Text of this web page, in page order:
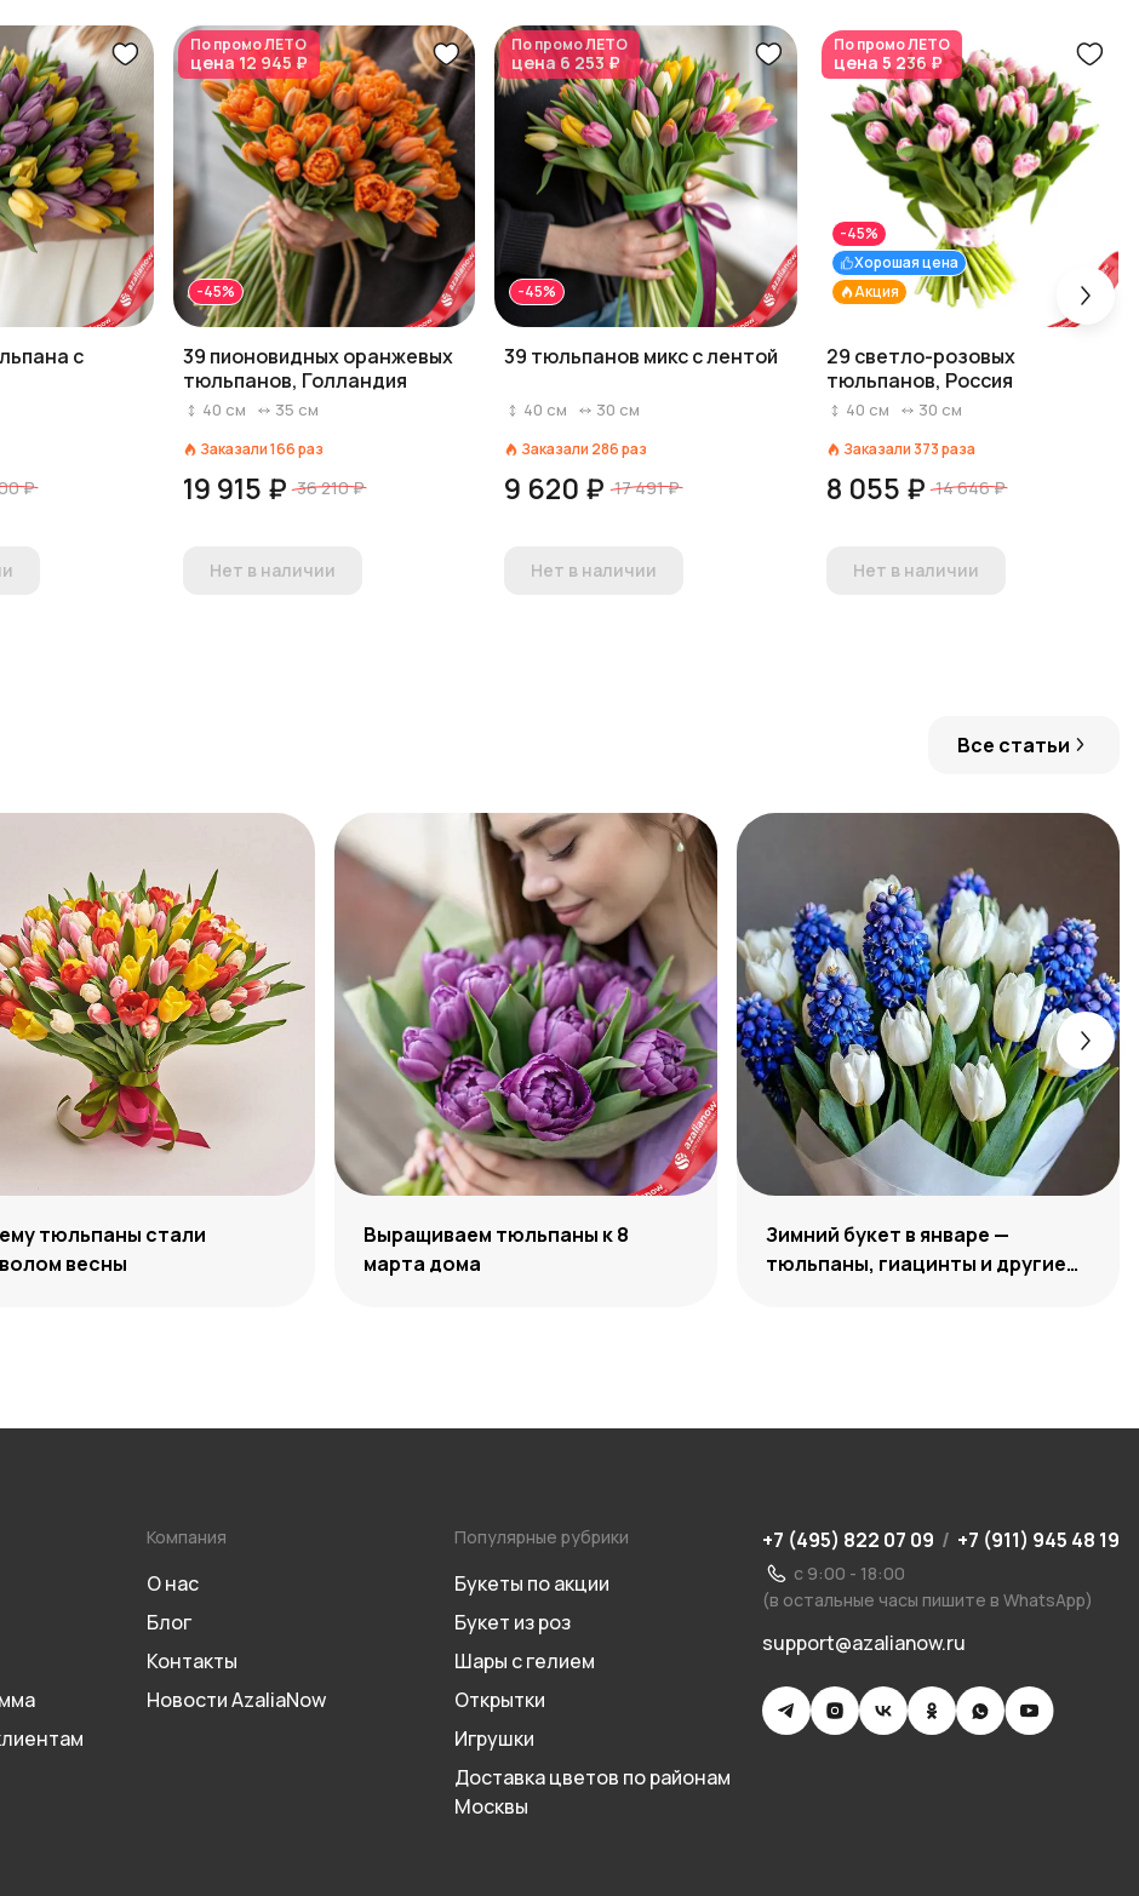
с
₽
По промоЛЕТО
цена12 945 ₽
-45%
39 пионовидных оранжевых
тюльпанов, Голландия
40 см 35 см
Заказали166раз
19 915 ₽ 36 210 ₽
Нет в наличии
По промоЛЕТО
цена 6 253 ₽
-45%
39 тюльпанов микс с лентой
40 см 30 см
Заказали 286раз
9 620 ₽ 17 491 ₽
Нет в наличии
По промоЛЕТО
цена 5 236 ₽
Акция
Хорошая цена
-45%
29 светло-розовых
тюльпанов, Россия
40 см 30 см
Заказали 373раза
8 055 ₽ 14 646 ₽
Нет в наличии
Все статьи
тюльпаны стали
весны
Выращиваем тюльпаны к 8
марта дома
Зимний букет в январе —
тюльпаны, гиацинты и другие
Компания
О нас
Блог
Контакты
Новости AzaliaNow
Популярные рубрики
Букеты по акции
Букет из роз
Шары с гелием
Открытки
Игрушки
Доставка цветов по районам
Москвы
+7 (495) 822 07 09 / +7 (911) 945 48 19
с 9:00 - 18:00
(в остальные часы пишите в WhatsApp)
support@azalianow.ru